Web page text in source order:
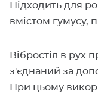
Підходить для
вмістом гумусу,
Вібростіл в рух
з'єднаний за
При цьому